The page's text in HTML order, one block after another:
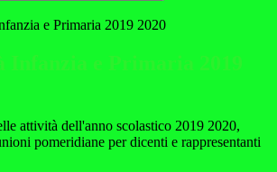
e Primaria 2019 2020
Infanzia e Primaria 2019
attività dell'anno scolastico 2019 2020,
pomeridiane per dicenti e rappresentanti